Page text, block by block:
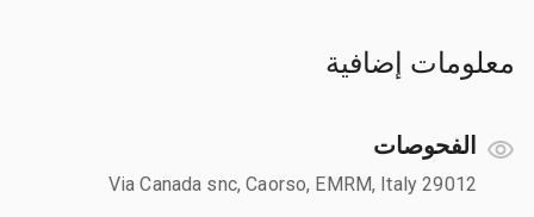
معلومات إضافية
الفحوصات
Via Canada snc, Caorso, EMRM, Italy 29012